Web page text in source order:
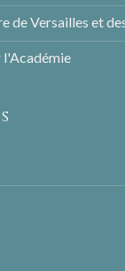
de Versailles et
l'Académie